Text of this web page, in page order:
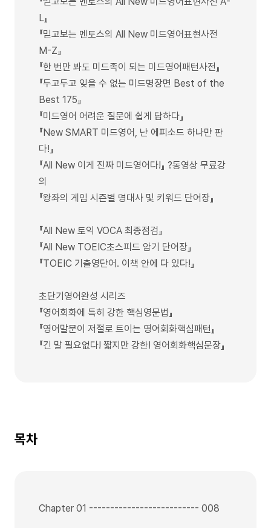
L』
『믿고보는 멘토스의 All New 미드영어표현사전
M-Z』
『한 번만 봐도 미드족이 되는 미드영어패턴사전』
『두고두고 잊을 수 없는 미드명장면 Best of the
Best 175』
『미드영어 어려운 질문에 쉽게 답하다』
『New SMART 미드영어, 난 에피소드 하나만 판
다!』
『All New 이게 진짜 미드영어다!』 ?동영상 무료강
의
『왕좌의 게임 시즌별 명대사 및 키워드 단어장』
『All New 토익 VOCA 최종점검』
『All New TOEIC초스피드 암기 단어장』
『TOEIC 기출영단어. 이책 안에 다 있다!』
초단기영어완성 시리즈
『영어회화에 특히 강한 핵심영문법』
『영어말문이 저절로 트이는 영어회화핵심패턴』
『긴 말 필요없다! 짧지만 강한! 영어회화핵심문장』
목차
Chapter 01 -------------------------- 008